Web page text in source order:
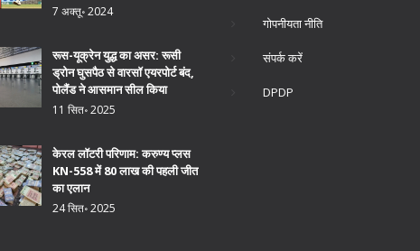
7 अक्तू॰ 2024
रूस-यूक्रेन युद्ध का असर: रूसी
ड्रोन घुसपैठ से वारसॉ एयरपोर्ट बंद,
पोलैंड ने आसमान सील किया
11 सित॰ 2025
केरल लॉटरी परिणाम: करुण्य प्लस
KN-558 में 80 लाख की पहली जीत
का एलान
24 सित॰ 2025
गोपनीयता नीति
संपर्क करें
DPDP